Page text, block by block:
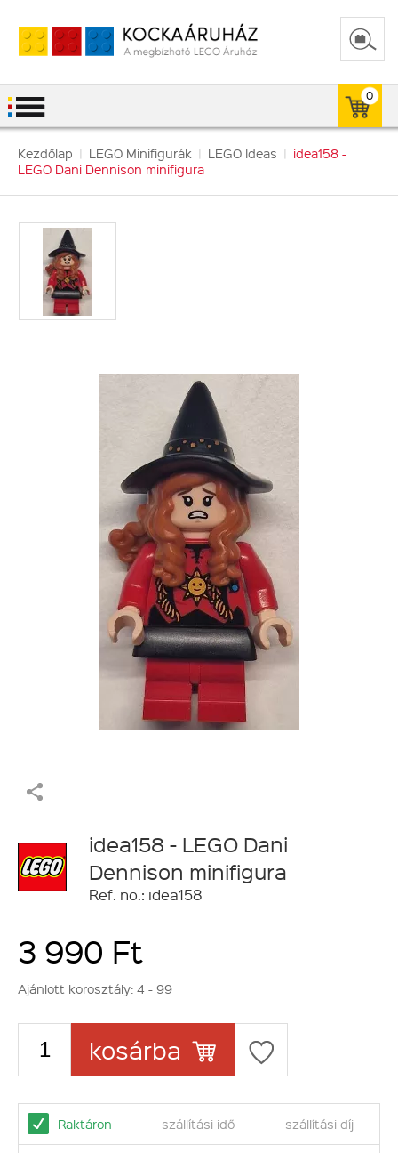
0
Kezdőlap | LEGO Minifigurák | LEGO Ideas | idea158 -
LEGO Dani Dennison minifigura
idea158 - LEGO Dani
Dennison minifigura
Ref. no.: idea158
3 990 Ft
Ajánlott korosztály: 4 - 99
kosárba
Raktáron szállítási idő szállítási díj